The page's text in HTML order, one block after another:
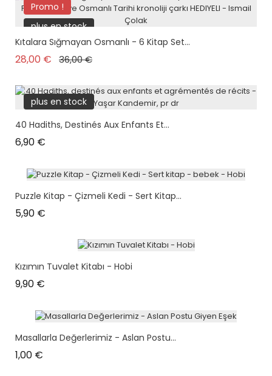
Promo !
plus en stock
Kıtalara Sığmayan Osmanlı - 6 Kitap Set...
28,00 € Prix de base
36,00 €Prix
plus en stock
40 Hadiths, Destinés Aux Enfants Et...
6,90 €
Puzzle Kitap - Çizmeli Kedi - Sert Kitap...
5,90 €
Kızımın Tuvalet Kitabı - Hobi
9,90 €
Masallarla Değerlerimiz - Aslan Postu...
1,00 €